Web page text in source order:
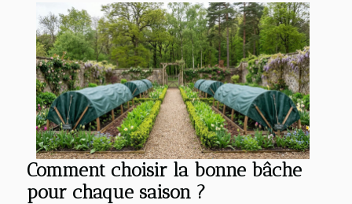
Comment choisir la bonne bâche
pour chaque saison ?